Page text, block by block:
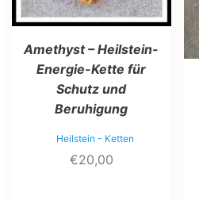
Amethyst – Heilstein-
Energie-Kette für
Schutz und
Beruhigung
Heilstein - Ketten
€20,00